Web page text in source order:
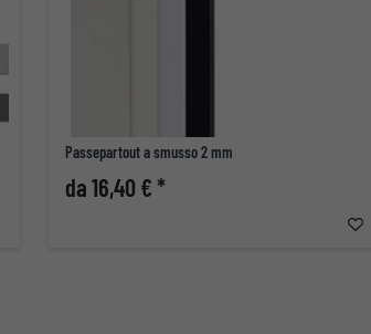
Passepartout a smusso 2 mm
da 16,40 € *